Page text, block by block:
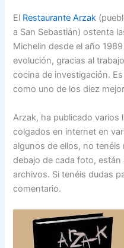
El Restaurante Arzak
a San Sebastián) ostenta
Michelin desde el año
evolución, gracias al
cocina de investigación.
como uno de los diez
Arzak, ha publicado varios
colgados en internet en
algunos de ellos, no tenéis
debajo de cada foto,
archivos. Si tenéis dudas
comentario.